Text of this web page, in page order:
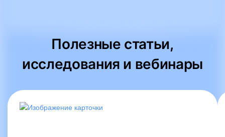
Полезные статьи,
исследования и вебинары